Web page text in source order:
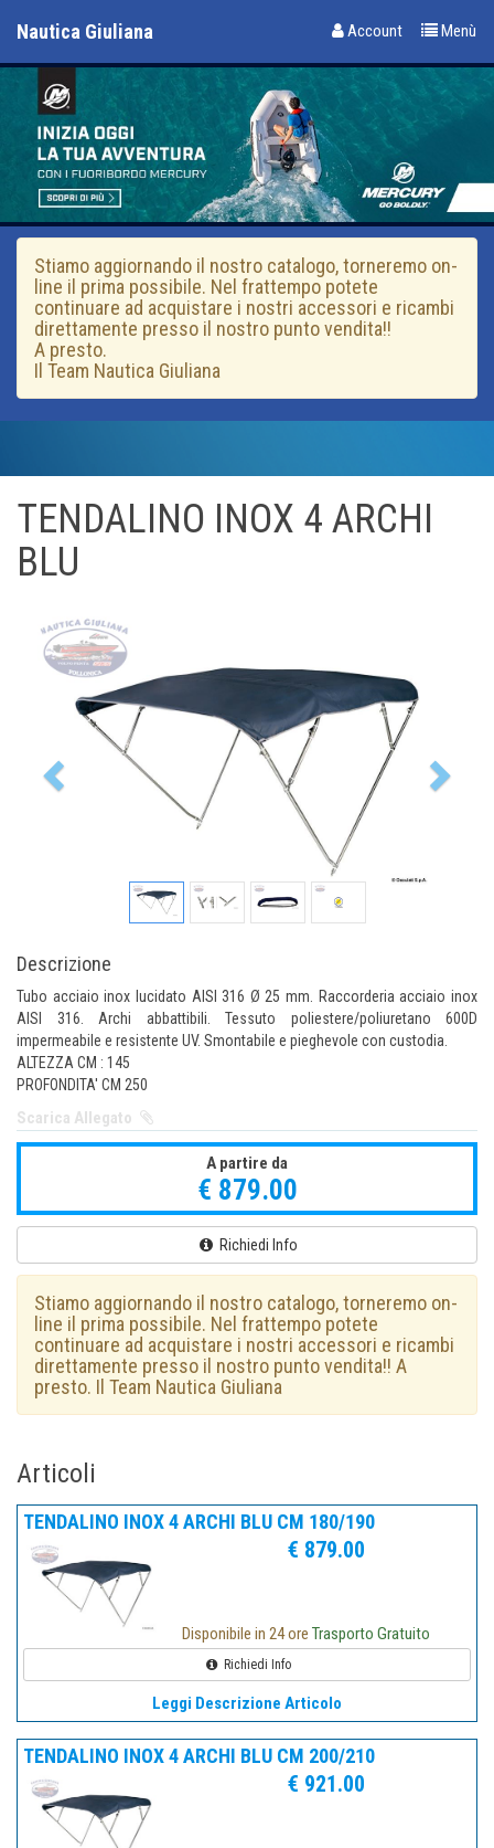
Menù
Account
Nautica Giuliana
Stiamo aggiornando il nostro catalogo, torneremo on-
line il prima possibile. Nel frattempo potete
continuare ad acquistare i nostri accessori e ricambi
direttamente presso il nostro punto vendita!!
A presto.
Il Team Nautica Giuliana
TENDALINO INOX 4 ARCHI
BLU
Previous
Descrizione
Tubo acciaio inox lucidato AISI 316 Ø 25 mm. Raccorderia acciaio inox
AISI 316. Archi abbattibili. Tessuto poliestere/poliuretano 600D
impermeabile e resistente UV. Smontabile e pieghevole con custodia.
ALTEZZA CM : 145
PROFONDITA' CM 250
Scarica Allegato
A partire da
€ 879.00
Richiedi Info
Stiamo aggiornando il nostro catalogo, torneremo on-
line il prima possibile. Nel frattempo potete
continuare ad acquistare i nostri accessori e ricambi
direttamente presso il nostro punto vendita!! A
presto. Il Team Nautica Giuliana
Articoli
TENDALINO INOX 4 ARCHI BLU CM 180/190
€ 879.00
Disponibile in 24 ore Trasporto Gratuito
Richiedi Info
Leggi Descrizione Articolo
TENDALINO INOX 4 ARCHI BLU CM 200/210
€ 921.00